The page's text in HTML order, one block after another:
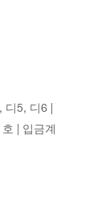
5, 디6 |
| 입금계